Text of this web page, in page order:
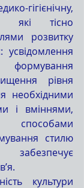
гігієнічну,
які тісно
розвитку
усвідомлення
формування
рівня
необхідними
і вміннями,
стилю